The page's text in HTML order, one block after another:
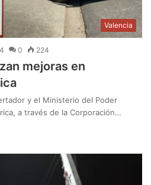
Valencia
0 224
mejoras en
y el Ministerio del Poder
a través de la Corporación…